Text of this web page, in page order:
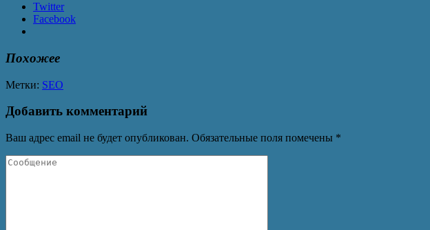
Twitter
Facebook
Похожее
Метки: SEO
Добавить комментарий
Ваш адрес email не будет опубликован. Обязательные поля помечены *